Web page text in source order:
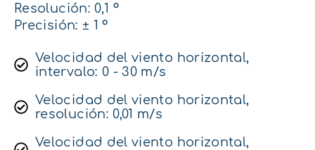
Resolución: 0,1 °
Precisión: ± 1 °
Velocidad del viento horizontal,
intervalo: 0 - 30 m/s
Velocidad del viento horizontal,
resolución: 0,01 m/s
Velocidad del viento horizontal,